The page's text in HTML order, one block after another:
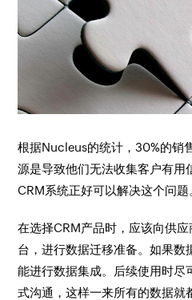
根据Nucleus的统计，30%的销
源是导致他们无法收集客户有用
CRM系统正好可以解决这个问题
在选择CRM产品时，应该向供
台，进行数据迁移准备。如果数
能进行数据集成。后续使用时尽
式沟通，这样一来所有的数据就